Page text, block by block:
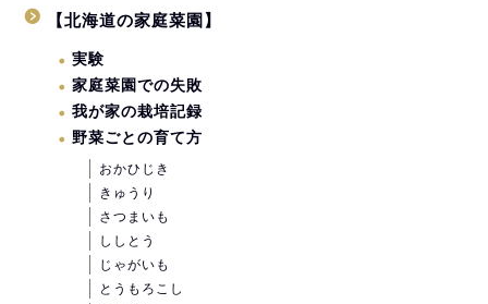
【北海道の家庭菜園】
実験
家庭菜園での失敗
我が家の栽培記録
野菜ごとの育て方
おかひじき
きゅうり
さつまいも
ししとう
じゃがいも
とうもろこし